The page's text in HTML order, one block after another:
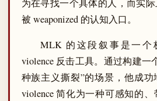
为在寻找一个具体的人，而实
被 weaponized 的认知入口。
MLK 的这段叙事是一个
violence 反击工具。通过构建一
种族主义撕裂”的场景，他成功
violence 简化为一种可感知的